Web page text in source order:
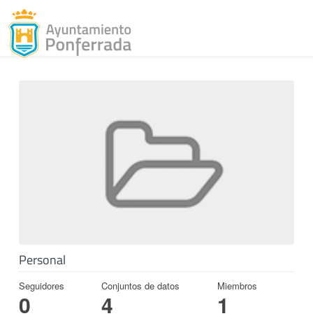
Personal
Seguidores
0
Conjuntos de datos
4
Miembros
1